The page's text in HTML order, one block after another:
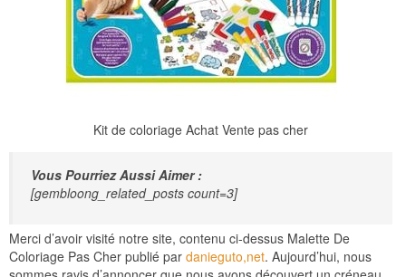
Kit de coloriage Achat Vente pas cher
Vous Pourriez Aussi Aimer :
[gembloong_related_posts count=3]
Merci d’avoir visité notre site, contenu ci-dessus Malette De
Coloriage Pas Cher publié par danieguto,net. Aujourd’hui, nous